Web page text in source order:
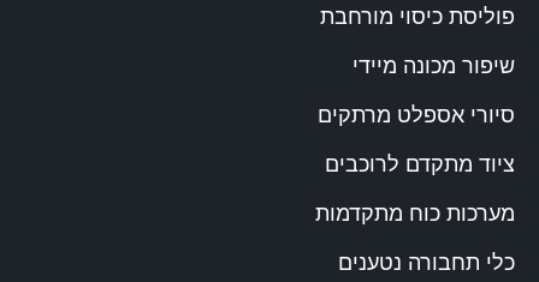
פוליסת כיסוי מורחבת
שיפור מכונה מיידי
סיורי אספלט מרתקים
ציוד מתקדם לרוכבים
מערכות כוח מתקדמות
כלי תחבורה נטענים